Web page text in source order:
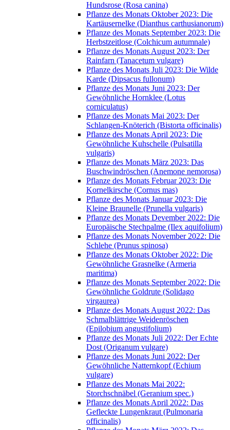
Hundsrose (Rosa canina)
Pflanze des Monats Oktober 2023: Die
Kartäusernelke (Dianthus carthusianorum)
Pflanze des Monats September 2023: Die
Herbstzeitlose (Colchicum autumnale)
Pflanze des Monats August 2023: Der
Rainfarn (Tanacetum vulgare)
Pflanze des Monats Juli 2023: Die Wilde
Karde (Dipsacus fullonum)
Pflanze des Monats Juni 2023: Der
Gewöhnliche Hornklee (Lotus
corniculatus)
Pflanze des Monats Mai 2023: Der
Schlangen-Knöterich (Bistorta officinalis)
Pflanze des Monats April 2023: Die
Gewöhnliche Kuhschelle (Pulsatilla
vulgaris)
Pflanze des Monats März 2023: Das
Buschwindröschen (Anemone nemorosa)
Pflanze des Monats Februar 2023: Die
Kornelkirsche (Cornus mas)
Pflanze des Monats Januar 2023: Die
Kleine Braunelle (Prunella vulgaris)
Pflanze des Monats Devember 2022: Die
Europäische Stechpalme (Ilex aquifolium)
Pflanze des Monats November 2022: Die
Schlehe (Prunus spinosa)
Pflanze des Monats Oktober 2022: Die
Gewöhnliche Grasnelke (Armeria
maritima)
Pflanze des Monats September 2022: Die
Gewöhnliche Goldrute (Solidago
virgaurea)
Pflanze des Monats August 2022: Das
Schmalblättrige Weidenröschen
(Epilobium angustifolium)
Pflanze des Monats Juli 2022: Der Echte
Dost (Origanum vulgare)
Pflanze des Monats Juni 2022: Der
Gewöhnliche Natternkopf (Echium
vulgare)
Pflanze des Monats Mai 2022:
Storchschnäbel (Geranium spec.)
Pflanze des Monats April 2022: Das
Gefleckte Lungenkraut (Pulmonaria
officinalis)